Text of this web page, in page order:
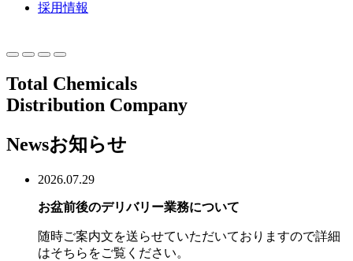
採用情報
Total Chemicals
Distribution Company
Newsお知らせ
2026.07.29
お盆前後のデリバリー業務について
随時ご案内文を送らせていただいておりますので詳細
はそちらをご覧ください。